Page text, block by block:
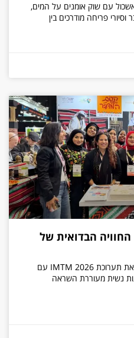
עם שוק אומנים על המים,
פריחה מודרכים בין
הבדואית של
מיזם התיירות קסם המדבר כובש את תערוכת IMTM 2026 עם
נשית מעוררת השראה